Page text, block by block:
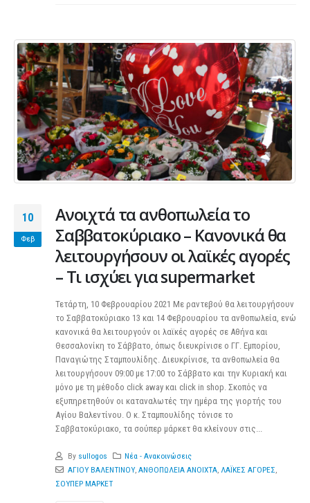
10
Φεβ
Ανοιχτά τα ανθοπωλεία το
Σαββατοκύριακο – Κανονικά θα
λειτουργήσουν οι λαϊκές αγορές
– Τι ισχύει για supermarket
Τετάρτη, 10 Φεβρουαρίου 2021 Με ραντεβού θα λειτουργήσουν
το Σαββατοκύριακο 13 και 14 Φεβρουαρίου τα ανθοπωλεία, ενώ
κανονικά θα λειτουργούν οι λαϊκές αγορές σε Αθήνα και
Θεσσαλονίκη το Σάββατο, όπως διευκρίνισε ο ΓΓ. Εμπορίου,
Παναγιώτης Σταμπουλίδης. Διευκρίνισε, τα ανθοπωλεία θα
λειτουργήσουν 09:00 με 17:00 το Σάββατο και την Κυριακή και
μόνο με τη μέθοδο click away και click in shop. Σκοπός να
εξυπηρετηθούν οι καταναλωτές την ημέρα της γιορτής του
Αγίου Βαλεντίνου. Ο κ. Σταμπουλίδης τόνισε το
Σαββατοκύριακο, τα σούπερ μάρκετ θα κλείνουν στις...
By sullogos
Νέα - Ανακοινώσεις
ΑΓΙΟΥ ΒΑΛΕΝΤΙΝΟΥ, ΑΝΘΟΠΩΛΕΙΑ ΑΝΟΙΧΤΑ, ΛΑΪΚΕΣ ΑΓΟΡΕΣ
ΣΟΥΠΕΡ ΜΑΡΚΕΤ